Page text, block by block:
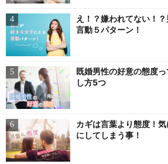
え！？嫌われてない！
言動５パターン！
既婚男性の好意の態度
し方5つ
カギは言葉より態度！
にしてしまう事！